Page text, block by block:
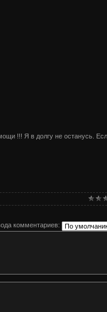
!!! Я в долгу не останусь.
комментариев: